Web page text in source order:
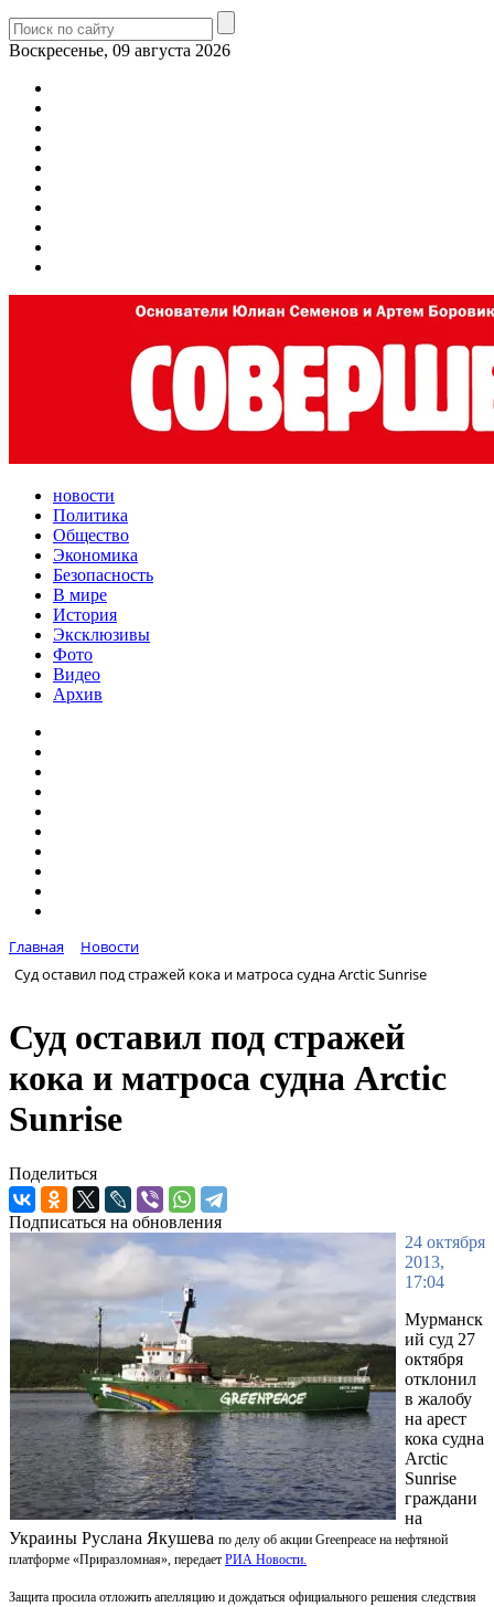
Воскресенье, 09 августа 2026
новости
Политика
Общество
Экономика
Безопасность
В мире
История
Эксклюзивы
Фото
Видео
Архив
Главная
Новости
Суд оставил под стражей кока и матроса судна Arctic Sunrise
Суд оставил под стражей
кока и матроса судна Arctic
Sunrise
Поделиться
Подписаться на обновления
24 октября
2013,
17:04
Мурманск
ий суд 27
октября
отклонил
в жалобу
на арест
кока судна
Arctic
Sunrise
граждани
на
Украины Руслана Якушева по делу об акции Greenpeace на нефтяной
платформе «Приразломная», передает РИА Новости.
Защита просила отложить апелляцию и дождаться официального решения следствия